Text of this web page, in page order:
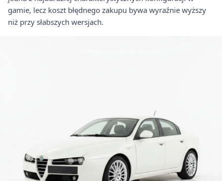
gamie, lecz koszt błędnego zakupu bywa wyraźnie wyższy
niż przy słabszych wersjach.